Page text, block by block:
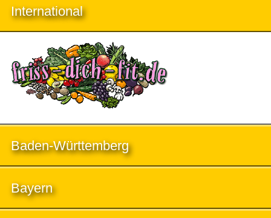
International
Baden-Württemberg
Bayern